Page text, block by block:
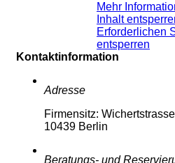
Mehr
Inhalt
Erforderlichen
entsperren
Kontaktinformation
Adresse
Firmensitz:
10439 Berlin
Beratungs- und